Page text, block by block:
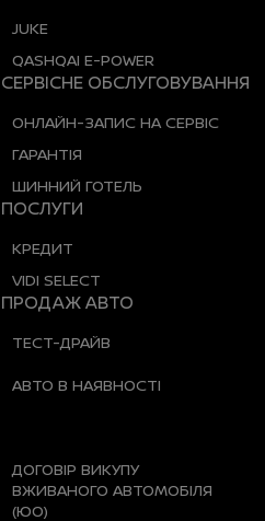
JUKE
QASHQAI E-POWER
СЕРВІСНЕ ОБСЛУГОВУВАННЯ
ОНЛАЙН-ЗАПИС НА СЕРВІС
ГАРАНТІЯ
ШИННИЙ ГОТЕЛЬ
ПОСЛУГИ
КРЕДИТ
VIDI SELECT
ПРОДАЖ АВТО
ТЕСТ-ДРАЙВ
АВТО В НАЯВНОСТІ
ДОГОВІР ВИКУПУ
ВЖИВАНОГО АВТОМОБІЛЯ
(ЮО)